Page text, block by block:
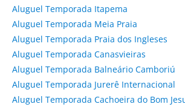
Aluguel Temporada Itapema
Aluguel Temporada Meia Praia
Aluguel Temporada Praia dos Ingleses
Aluguel Temporada Canasvieiras
Aluguel Temporada Balneário Camboriú
Aluguel Temporada Jurerê Internacional
Aluguel Temporada Cachoeira do Bom